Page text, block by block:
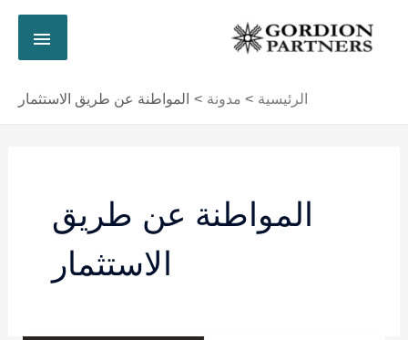
المحتوى
الرئيسية مدونة المواطنة عن طريق الاستثمار
المواطنة عن طريق
الاستثمار